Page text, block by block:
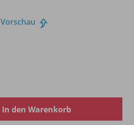
Vorschau
In den Warenkorb